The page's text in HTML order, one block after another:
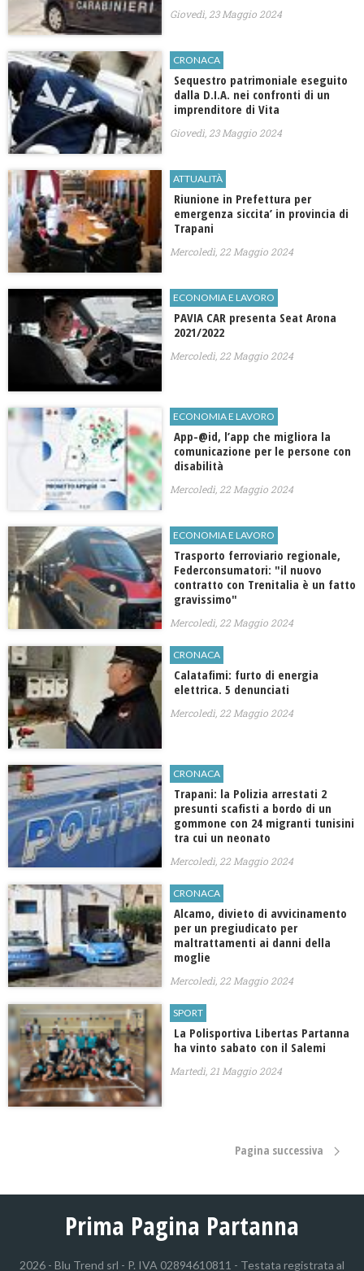
Giovedì, 23 Maggio 2024
CRONACA
Sequestro patrimoniale eseguito
dalla D.I.A. nei confronti di un
imprenditore di Vita
Giovedì, 23 Maggio 2024
ATTUALITÀ
Riunione in Prefettura per
emergenza siccita’ in provincia di
Trapani
Mercoledì, 22 Maggio 2024
ECONOMIA E LAVORO
​PAVIA CAR presenta Seat Arona
2021/2022
Mercoledì, 22 Maggio 2024
ECONOMIA E LAVORO
​App-@id, l’app che migliora la
comunicazione per le persone con
disabilità
Mercoledì, 22 Maggio 2024
ECONOMIA E LAVORO
Trasporto ferroviario regionale,
Federconsumatori: "il nuovo
contratto con Trenitalia è un fatto
gravissimo"
Mercoledì, 22 Maggio 2024
CRONACA
Calatafimi: furto di energia
elettrica. 5 denunciati
Mercoledì, 22 Maggio 2024
CRONACA
Trapani: la Polizia arrestati 2
presunti scafisti a bordo di un
gommone con 24 migranti tunisini
tra cui un neonato
Mercoledì, 22 Maggio 2024
CRONACA
Alcamo, divieto di avvicinamento
per un pregiudicato per
maltrattamenti ai danni della
moglie
Mercoledì, 22 Maggio 2024
SPORT
La Polisportiva Libertas Partanna
ha vinto sabato con il Salemi
Martedì, 21 Maggio 2024
Pagina successiva
Prima Pagina Partanna
2026 - Blu Trend srl - P. IVA 02894610811 - Testata registrata al